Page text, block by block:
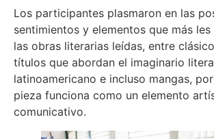
Los participantes plasmaron en las
sentimientos y elementos que más
las obras literarias leídas, entre
títulos que abordan el imaginario
latinoamericano e incluso mangas,
pieza funciona como un elemento
comunicativo.